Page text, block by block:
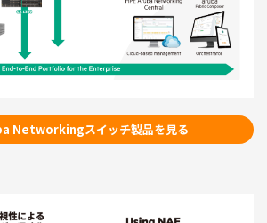
Networkingスイッチ製品を見る